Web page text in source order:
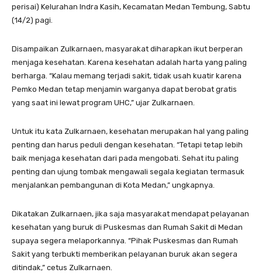
perisai) Kelurahan Indra Kasih, Kecamatan Medan Tembung, Sabtu
(14/2) pagi.
Disampaikan Zulkarnaen, masyarakat diharapkan ikut berperan
menjaga kesehatan. Karena kesehatan adalah harta yang paling
berharga. “Kalau memang terjadi sakit, tidak usah kuatir karena
Pemko Medan tetap menjamin warganya dapat berobat gratis
yang saat ini lewat program UHC,” ujar Zulkarnaen.
Untuk itu kata Zulkarnaen, kesehatan merupakan hal yang paling
penting dan harus peduli dengan kesehatan. “Tetapi tetap lebih
baik menjaga kesehatan dari pada mengobati. Sehat itu paling
penting dan ujung tombak mengawali segala kegiatan termasuk
menjalankan pembangunan di Kota Medan,” ungkapnya.
Dikatakan Zulkarnaen, jika saja masyarakat mendapat pelayanan
kesehatan yang buruk di Puskesmas dan Rumah Sakit di Medan
supaya segera melaporkannya. “Pihak Puskesmas dan Rumah
Sakit yang terbukti memberikan pelayanan buruk akan segera
ditindak,” cetus Zulkarnaen.